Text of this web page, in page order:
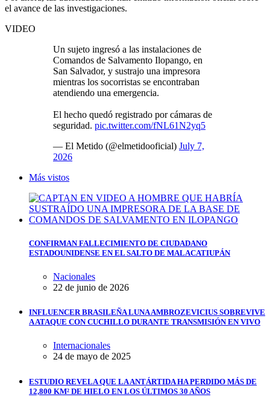
el avance de las investigaciones.
VIDEO
Un sujeto ingresó a las instalaciones de
Comandos de Salvamento Ilopango, en
San Salvador, y sustrajo una impresora
mientras los socorristas se encontraban
atendiendo una emergencia.
El hecho quedó registrado por cámaras de
seguridad. pic.twitter.com/fNL61N2yq5
— El Metido (@elmetidooficial) July 7,
2026
Más vistos
CONFIRMAN FALLECIMIENTO DE CIUDADANO
ESTADOUNIDENSE EN EL SALTO DE MALACATIUPÁN
Nacionales
22 de junio de 2026
INFLUENCER BRASILEÑA LUNA AMBROZEVICIUS SOBREVIVE
A ATAQUE CON CUCHILLO DURANTE TRANSMISIÓN EN VIVO
Internacionales
24 de mayo de 2025
ESTUDIO REVELA QUE LA ANTÁRTIDA HA PERDIDO MÁS DE
12,800 KM² DE HIELO EN LOS ÚLTIMOS 30 AÑOS